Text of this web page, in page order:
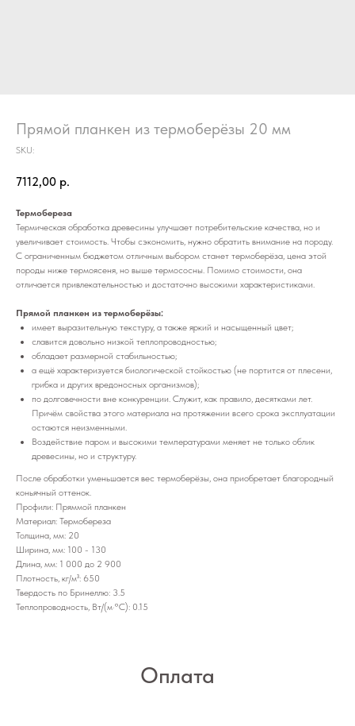
Прямой планкен из термоберёзы 20 мм
SKU:
7112,00 р.
Термобереза
Термическая обработка древесины улучшает потребительские качества, но и
увеличивает стоимость. Чтобы сэкономить, нужно обратить внимание на породу.
С ограниченным бюджетом отличным выбором станет термоберёза, цена этой
породы ниже термоясеня, но выше термососны. Помимо стоимости, она
отличается привлекательностью и достаточно высокими характеристиками.
Прямой планкен из термоберёзы:
имеет выразительную текстуру, а также яркий и насыщенный цвет;
славится довольно низкой теплопроводностью;
обладает размерной стабильностью;
а ещё характеризуется биологической стойкостью (не портится от плесени,
грибка и других вредоносных организмов);
по долговечности вне конкуренции. Служит, как правило, десятками лет.
Причём свойства этого материала на протяжении всего срока эксплуатации
остаются неизменными.
Воздействие паром и высокими температурами меняет не только облик
древесины, но и структуру.
После обработки уменьшается вес термоберёзы, она приобретает благородный
коньячный оттенок.
Профили: Пряммой планкен
Материал: Термобереза
Толщина, мм: 20
Ширина, мм: 100 - 130
Длина, мм: 1 000 до 2 900
Плотность, кг/м³: 650
Твердость по Бринеллю: 3.5
Теплопроводность, Вт/(м·°C): 0.15
Оплата